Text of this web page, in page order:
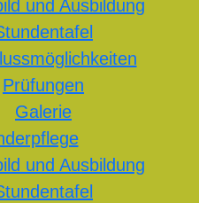
und Ausbildung
Prüfungen
Galerie
und Ausbildung